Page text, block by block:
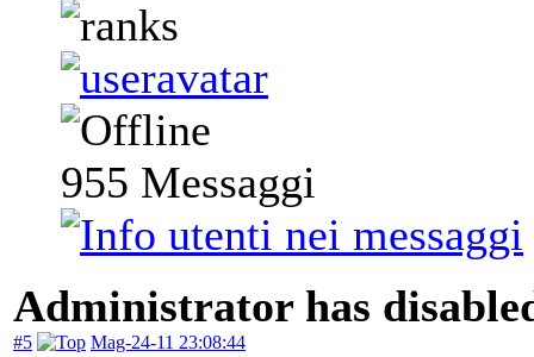
955 Messaggi
Administrator has
#5 Mag-24-11 23:08:44